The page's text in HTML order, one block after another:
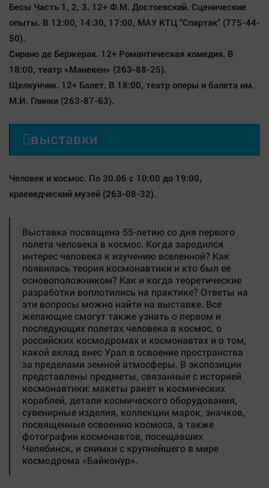
Бесы Часть 1, 2, 3. 12+ Ф.М. Достоевский. Сценические
опыты. В 12:00, 14:30, 17:00, МАУ КТЦ "Спартак" (775-44-
50).
Сирано де Бержерак. 12+ Романтическая комедия. В
18:00, театр «Манекен» (263-88-25).
Щелкунчик. 12+ Балет. В 18:00, театр оперы и балета им.
М.И. Глинки (263-87-63).
выставки
Человек и космос. По 30.06 с 10:00 до 19:00,
краеведческий музей (263-08-32).
Выставка посвящена 55-летию со дня первого
полета человека в космос. Когда зародился
интерес человека к изучению вселенной? Как
появилась теория космонавтики и кто был ее
основоположником? Как и когда теоретические
разработки воплотились на практике? Ответы на
эти вопросы можно найти на выставке. Все
желающие смогут также узнать о первом и
последующих полетах человека в космос, о
российских космодромах и космонавтах и о том,
какой вклад внес Урал в освоение пространства
за пределами земной атмосферы. В экспозиции
представлены предметы, связанные с историей
космонавтики: макеты ракет и космических
кораблей, детали космического оборудования,
сувенирные изделия, коллекции марок, значков,
посвященные освоению космоса, а также
фотографии космонавтов, посещавших
Челябинск, и снимки с крупнейшего в мире
космодрома «Байконур».